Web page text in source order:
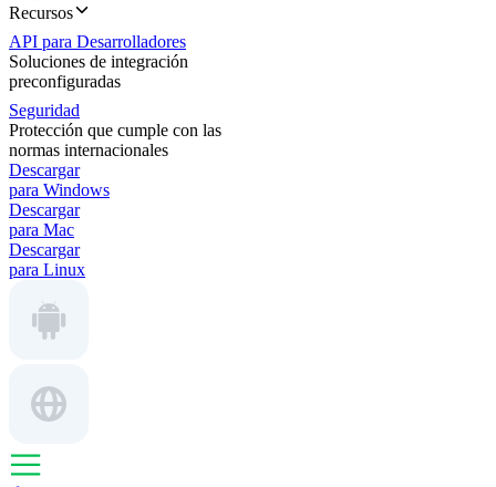
Recursos
API para Desarrolladores
Soluciones de integración
preconfiguradas
Seguridad
Protección que cumple con las
normas internacionales
Descargar
para Windows
Descargar
para Mac
Descargar
para Linux